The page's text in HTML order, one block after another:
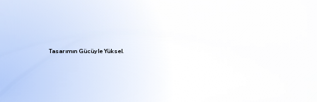
Tasarımın Gücüyle Yüksel.